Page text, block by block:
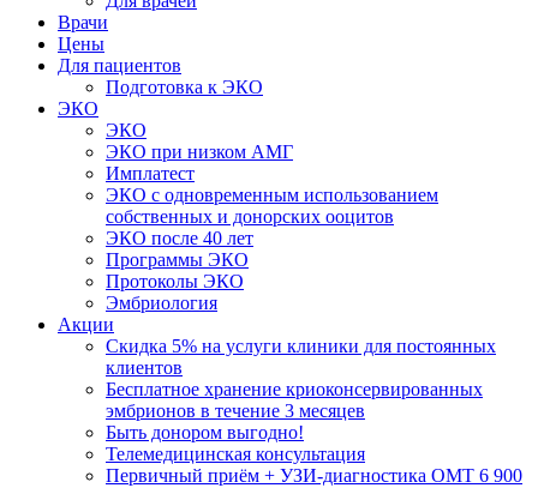
Врачи
Цены
Для пациентов
Подготовка к ЭКО
ЭКО
ЭКО
ЭКО при низком АМГ
Имплатест
ЭКО с одновременным использованием
собственных и донорских ооцитов
ЭКО после 40 лет
Программы ЭКО
Протоколы ЭКО
Эмбриология
Акции
Скидка 5% на услуги клиники для постоянных
клиентов
Бесплатное хранение криоконсервированных
эмбрионов в течение 3 месяцев
Быть донором выгодно!
Телемедицинская консультация
Первичный приём + УЗИ-диагностика ОМТ 6 900